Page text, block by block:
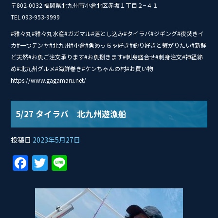
〒802-0032 福岡県北九州市小倉北区赤坂１丁目２−４１
TEL 093-953-9999
#雅々丸#雅々丸水産#ガガマル#落とし込み#タイ‭ラバ#ジギング#夜焚きイ
カ#一つテンヤ#北九州#小倉#魚めっちゃ好き#釣り好きと繋がりたい#新鮮
ど天然#お魚ご注文承ります#お魚捌きます#刺身盛合せ#刺身注文#神経締
め#北九州グルメ#海鮮巻き#ケンちゃんの村#お買い物
https://www.gagamaru.net/
5/27 タイラバ 北九州遊漁船
投稿日 2023年5月27日
F
c
e
T
itt
er
e